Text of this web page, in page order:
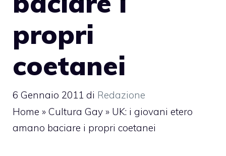
propri
coetanei
6 Gennaio 2011 di Redazione
Home » Cultura Gay » UK: i giovani etero
amano baciare i propri coetanei